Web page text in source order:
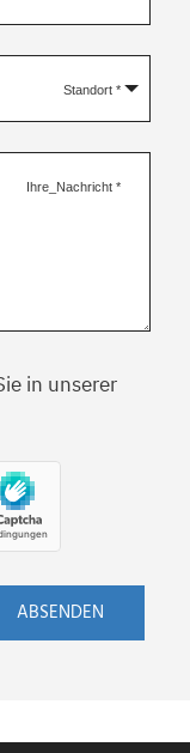
Standort *
Ihre_Nachricht *
in unserer
ABSENDEN